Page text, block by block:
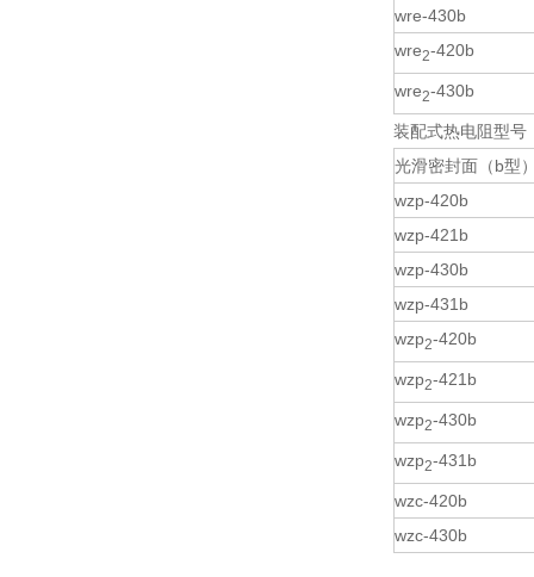
wre-430b
wre2-420b
wre2-430b
装配式
光滑密封面（b型
wzp-420b
wzp-421b
wzp-430b
wzp-431b
wzp2-420b
wzp2-421b
wzp2-430b
wzp2-431b
wzc-420b
wzc-430b